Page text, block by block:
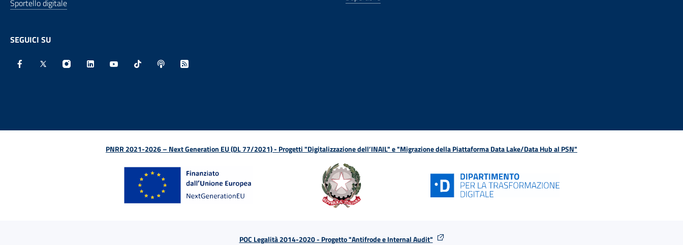
Sportello digitale
SEGUICI SU
PNRR 2021-2026 – Next Generation EU (DL 77/2021) - Progetti "Digitalizzazione dell’INAIL" e "Migrazione della Piattaforma Data Lake/Data Hub al PSN"
POC Legalità 2014-2020 - Progetto "Antifrode e Internal Audit"